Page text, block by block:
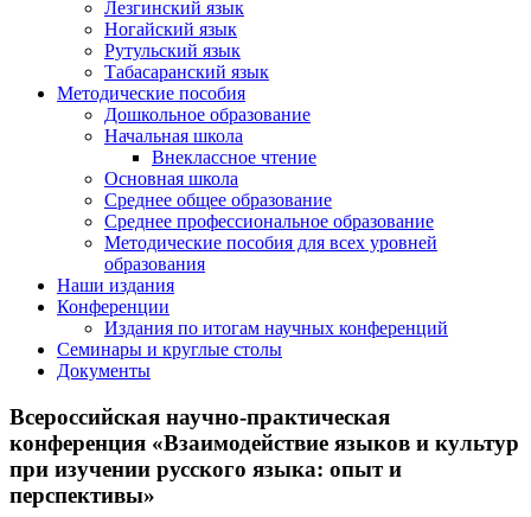
Лезгинский язык
Ногайский язык
Рутульский язык
Табасаранский язык
Методические пособия
Дошкольное образование
Начальная школа
Внеклассное чтение
Основная школа
Среднее общее образование
Среднее профессиональное образование
Методические пособия для всех уровней
образования
Наши издания
Конференции
Издания по итогам научных конференций
Семинары и круглые столы
Документы
Всероссийская научно-практическая
конференция «Взаимодействие языков и культур
при изучении русского языка: опыт и
перспективы»